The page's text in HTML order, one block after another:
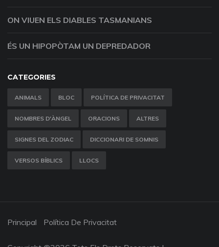
ON VIUEN ELS DIABLES TASMANIANS
ÉS UN HIPOPÒTAM UN DEPREDADOR
CATEGORIES
ANIMALS BLOC POLÍTICA DE PRIVACITAT
NOMBRES D'ÀNGEL ORACIONS ALTRES
SIGNES DEL ZODIAC DICCIONARI DE SOMNIS
VERSOS BÍBLICS LLOCS
Principal Política De Privacitat